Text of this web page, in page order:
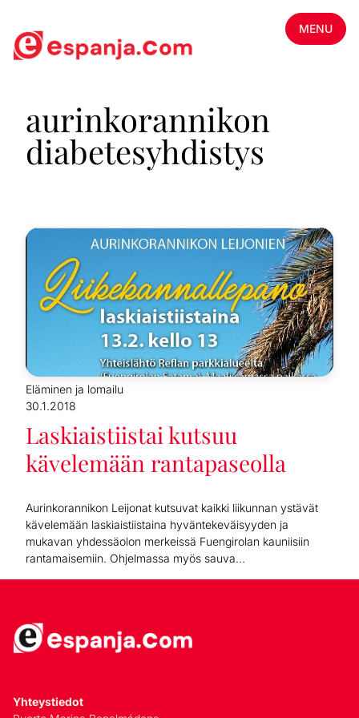
MENU
aurinkorannikon
diabetesyhdistys
Eläminen ja lomailu
30.1.2018
Laskiaistiistai kutsuu
kävelemään rantapaseolla
Aurinkorannikon Leijonat kutsuvat kaikki liikunnan ystävät
kävelemään laskiaistiistaina hyväntekeväisyyden ja
mukavan yhdessäolon merkeissä Fuengirolan kauniisiin
rantamaisemiin. Ohjelmassa myös sauva...
Yhteystiedot